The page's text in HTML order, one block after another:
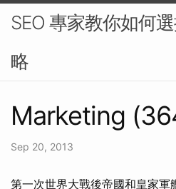
SEO 專家教你如何
略
Marketing
Sep 20, 2013
第一次世界大戰後帝國和皇家軍